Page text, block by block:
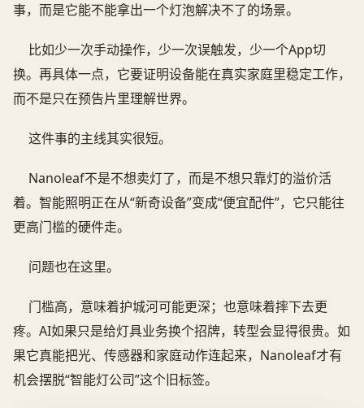
事，而是它能不能拿出一个灯泡解决不了的场景。
比如少一次手动操作，少一次误触发，少一个App切
换。再具体一点，它要证明设备能在真实家庭里稳定工作，
而不是只在预告片里理解世界。
这件事的主线其实很短。
Nanoleaf不是不想卖灯了，而是不想只靠灯的溢价活
着。智能照明正在从“新奇设备”变成“便宜配件”，它只能往
更高门槛的硬件走。
问题也在这里。
门槛高，意味着护城河可能更深；也意味着摔下去更
疼。AI如果只是给灯具业务换个招牌，转型会显得很贵。如
果它真能把光、传感器和家庭动作连起来，Nanoleaf才有
机会摆脱“智能灯公司”这个旧标签。